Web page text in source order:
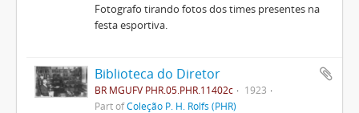
Fotografo tirando fotos dos times presentes na
festa esportiva.
Biblioteca do Diretor
BR MGUFV PHR.05.PHR.11402c
1923
Part ofColeção P. H. Rolfs (PHR)